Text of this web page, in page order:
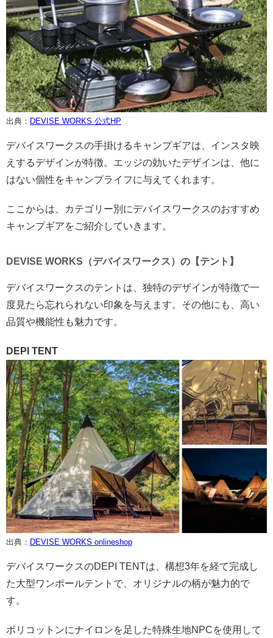
出典： DEVISE WORKS 公式HP
デバイスワークスの手掛けるキャンプギアは、インスタ映
えするデザインが特徴。エッジの効いたデザインは、他に
はない個性をキャンプライフに与えてくれます。
ここからは、カテゴリー別にデバイスワークスのおすすめ
キャンプギアをご紹介していきます。
DEVISE WORKS（デバイスワークス）の【テント】
デバイスワークスのテントは、独特のデザインが特徴で一
度見たら忘れられない印象を与えます。その他にも、高い
品質や機能性も魅力です。
DEPI TENT
出典： DEVISE WORKS onlineshop
デバイスワークスのDEPI TENTは、構想3年を経て完成し
た大型ワンポールテントで、オリジナルの柄が魅力的で
す。
ポリコットンにナイロンを足した特殊生地NPCを使用して